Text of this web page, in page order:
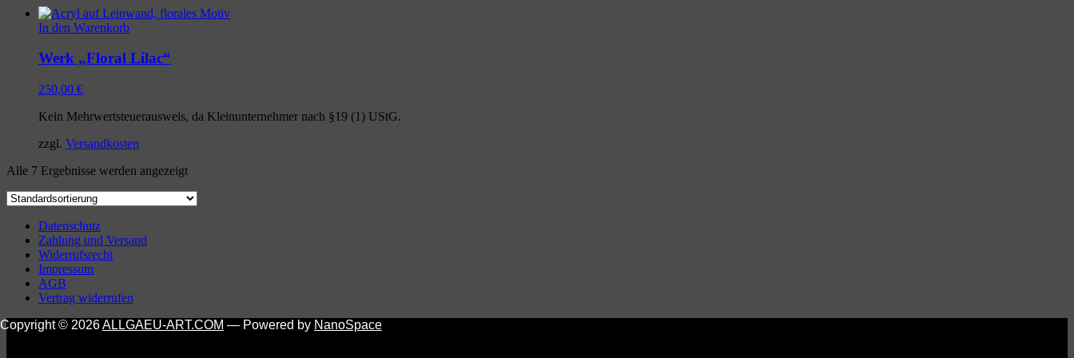
In den Warenkorb
Werk „Floral Lilac“
250,00 €
Kein Mehrwertsteuerausweis, da Kleinunternehmer nach §19 (1) UStG.
zzgl. Versandkosten
Alle 7 Ergebnisse werden angezeigt
Datenschutz
Zahlung und Versand
Widerrufsrecht
Impressum
AGB
Vertrag widerrufen
Copyright © 2026ALLGAEU-ART.COM — Powered by NanoSpace